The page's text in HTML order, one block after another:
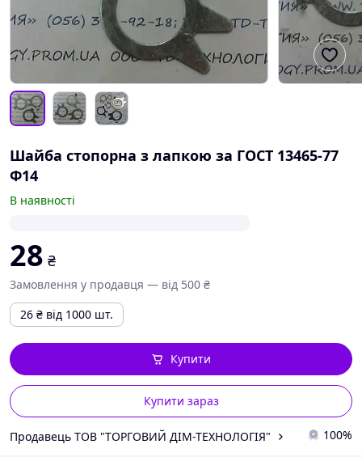
Шайба стопорна з лапкою за ГОСТ 13465-77
Ф14
В наявності
28 ₴
Замовлення у продавця — від 500 ₴
26 ₴ від 1000 шт.
Купити зараз
Купити
Продавець ТОВ "ТОРГОВИЙ ДІМ-ТЕХНОЛОГІЯ" 100%